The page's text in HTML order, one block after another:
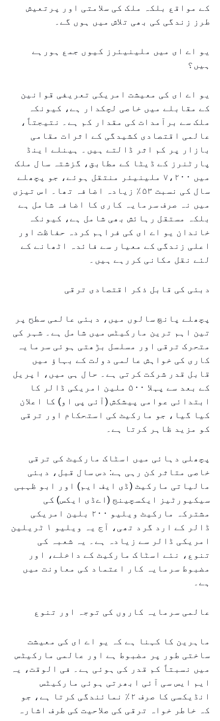
کے مواقع بلکہ ملک کی سلامتی اور پرتعیش
طرز زندگی کی بھی تلاش میں ہوں گے۔
یو اے ای میں ملینیئرز کیوں جمع ہورہے
ہیں؟
یو اے ای کی معیشت امریکی تعریفی قوانین
کے مقابلے میں خاصی لچکدار ہے، کیونکہ
ملک سے برآمدات کی مقدار کم ہے۔ نتیجتاً،
عالمی اقتصادی کشیدگی کے اثرات مقامی
بازار پر کم اثر ڈالتے ہیں۔ ہینلے اینڈ
پارٹنرز کے ڈیٹا کے مطابق، گزشتہ سال ملک
میں ۷،۲۰۰ ملینیئر منتقل ہوئے، جو پچھلے
سال کی نسبت ۵۳٪ زیادہ اضافہ تھا۔ اس تیزی
میں نہ صرف سرمایہ کاری کا اضافہ شامل ہے
بلکہ مستقل رہائش بھی شامل ہے، کیونکہ
خاندان یو اے ای کی فراہم کردہ حفاظت اور
اعلی زندگی کے معیار سے فائدہ اٹھانے کے
لئے نقل مکانی کررہے ہیں۔
دبئی کی قابل ذکر اقتصادی ترقی
پچھلے پانچ سالوں میں، دبئی عالمی سطح پر
تین اہم ترین مارکیٹس میں شامل ہے۔ شہر کی
متحرک ترقی اور مسلسل بڑھتی ہوئی سرمایہ
کاری کی خواہش عالمی دولت کے بہاؤ میں
قابل قدر شرکت کرتی ہے۔ حال ہی میں، اپریل
کے بعد سے پہلا ۵۰۰ ملین امریکی ڈالر کا
ابتدائی عوامی پیشکش (آئی پی او) کا اعلان
کیا گیا، جو مارکیٹ کی استحکام اور ترقی
کو مزید ظاہر کرتا ہے۔
پچھلی دہائی میں اسٹاک مارکیٹ کی ترقی
خاصی متاثر کن رہی ہے: دس سال قبل، دبئی
مالیاتی مارکیٹ (ڈی ایف ایم) اور ابو ظہبی
سیکیورٹیز ایکسچینج (اےڈی ایکس) کی
مشترکہ مارکیٹ ویلیو ۲۰۰ بلین امریکی
ڈالر کے ارد گرد تھی، آج یہ ویلیو ۱ ٹریلین
امریکی ڈالر سے زیادہ ہے۔ یہ شعبہ کی
تنوع، نئے اسٹاک مارکیٹ کے داخلے، اور
مضبوط سرمایہ کار اعتماد کی معاونت میں
ہے۔
عالمی سرمایہ کاروں کی توجہ اور تنوع
ماہرین کا کہنا ہے کہ یو اے ای کی معیشت
ساختی طور پر مضبوط ہے اور عالمی مارکیٹس
میں نسبتاً کم قدر کی ہوئی ہے۔ فی الوقت، یہ
ایم ایس سی آئی ابھرتی ہوئی مارکیٹس
انڈیکسی کا صرف ۲٪ نمائندگی کرتا ہے، جو
کہ خاطر خواہ ترقی کی صلاحیت کی طرف اشارہ